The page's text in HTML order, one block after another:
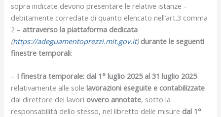
sopra indicate devono presentare le relative istanze –
debitamente corredate di quanto elencato nell’art.3 comma
2 – attraverso la piattaforma dedicata
(https://adeguamentoprezzi.mit.gov.it) durante le seguenti
finestre temporali:
– I finestra temporale: dal 1° luglio 2025 al 31 luglio 2025
relativamente alle sole lavorazioni eseguite e contabilizzate
dal direttore dei lavori ovvero annotate, sotto la
responsabilità dello stesso, nel libretto delle misure dal 1°